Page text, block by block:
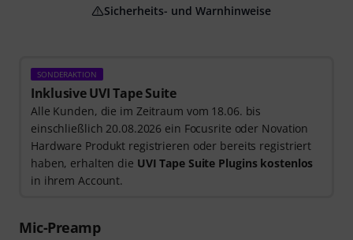
SONDERAKTION
Inklusive UVI Tape Suite
Alle Kunden, die im Zeitraum vom 18.06. bis
einschließlich 20.08.2026 ein Focusrite oder Novation
Hardware Produkt registrieren oder bereits registriert
haben, erhalten die UVI Tape Suite Plugins kostenlos
in ihrem Account.
Mic-Preamp
Sicherheits- und Warnhinweise